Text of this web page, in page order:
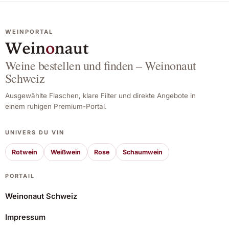
WEINPORTAL
Weine bestellen und finden – Weinonaut
Schweiz
Ausgewählte Flaschen, klare Filter und direkte Angebote in
einem ruhigen Premium-Portal.
UNIVERS DU VIN
Rotwein Weißwein Rose Schaumwein
PORTAIL
Weinonaut Schweiz
Impressum